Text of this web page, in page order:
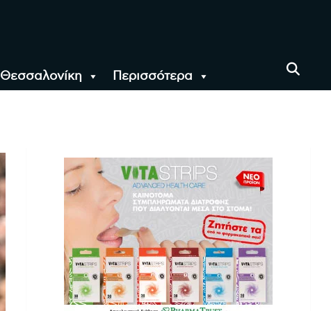
Θεσσαλονίκη Περισσότερα